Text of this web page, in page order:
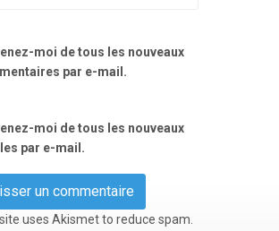
moi de tous les nouveaux
par e-mail.
moi de tous les nouveaux
par e-mail.
uses Akismet to reduce spam.